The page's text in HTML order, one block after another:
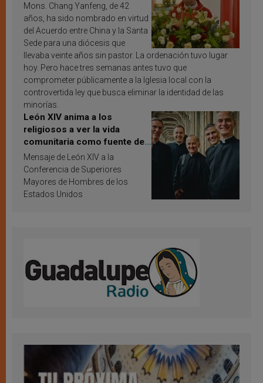
Mons. Chang Yanfeng, de 42
años, ha sido nombrado en virtud
del Acuerdo entre China y la Santa
Sede para una diócesis que
llevaba veinte años sin pastor. La ordenación tuvo lugar
hoy. Pero hace tres semanas antes tuvo que
comprometer públicamente a la Iglesia local con la
controvertida ley que busca eliminar la identidad de las
minorías.
León XIV anima a los
religiosos a ver la vida
comunitaria como fuente de
inspiración y santificación
Mensaje de León XIV a la
Conferencia de Superiores
Mayores de Hombres de los
Estados Unidos